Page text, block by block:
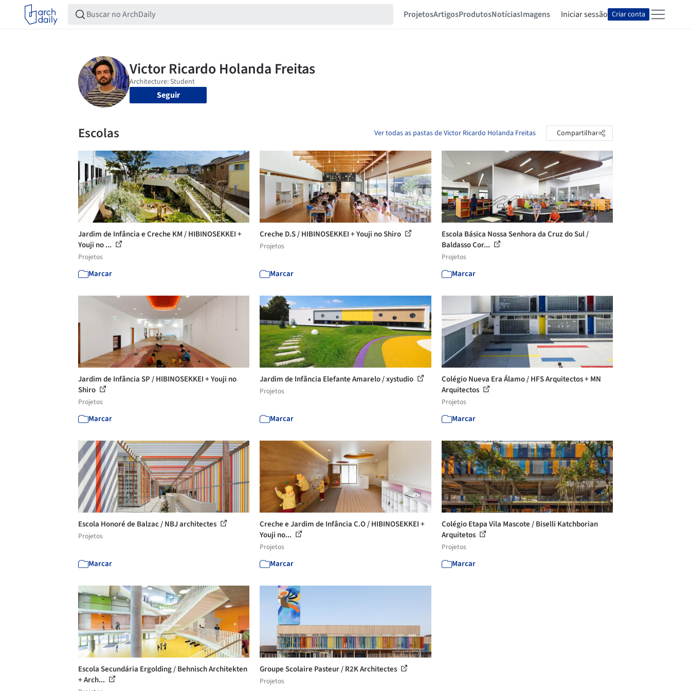
ProjetosArtigosProdutosNotíciasImagens Iniciar sessão Criar conta
Seguir
Escolas Ver todas as pastas de Victor Ricardo Holanda Freitas Compartilhar
Jardim de Infância e Creche KM / HIBINOSEKKEI +
Youji no ...
Projetos
Marcar
Creche D.S / HIBINOSEKKEI + Youji no Shiro
Projetos
Marcar
Escola Básica Nossa Senhora da Cruz do Sul /
Baldasso Cor...
Projetos
Marcar
Jardim de Infância SP / HIBINOSEKKEI + Youji no
Shiro
Projetos
Marcar
Jardim de Infância Elefante Amarelo / xystudio
Projetos
Marcar
Colégio Nueva Era Álamo / HFS Arquitectos + MN
Arquitectos
Projetos
Marcar
Escola Honoré de Balzac / NBJ architectes
Projetos
Marcar
Creche e Jardim de Infância C.O / HIBINOSEKKEI +
Youji no...
Projetos
Marcar
Colégio Etapa Vila Mascote / Biselli Katchborian
Arquitetos
Projetos
Marcar
Escola Secundária Ergolding / Behnisch Architekten
+ Arch...
Groupe Scolaire Pasteur / R2K Architectes
Projetos